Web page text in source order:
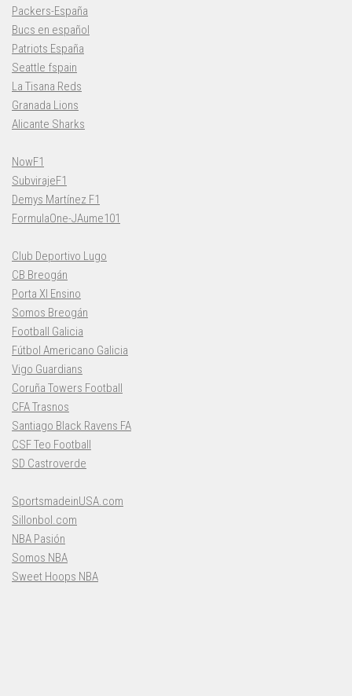
Packers-España
Bucs en español
Patriots España
Seattle fspain
La Tisana Reds
Granada Lions
Alicante Sharks
NowF1
SubvirajeF1
Demys Martínez F1
FormulaOne-JAume101
Club Deportivo Lugo
CB Breogán
Porta XI Ensino
Somos Breogán
Football Galicia
Fútbol Americano Galicia
Vigo Guardians
Coruña Towers Football
CFA Trasnos
Santiago Black Ravens FA
CSF Teo Football
SD Castroverde
SportsmadeinUSA.com
Sillonbol.com
NBA Pasión
Somos NBA
Sweet Hoops NBA